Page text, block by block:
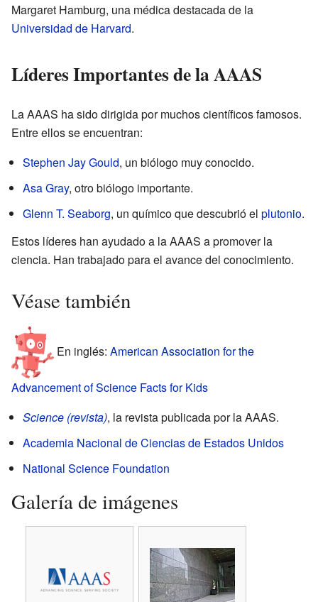
Margaret Hamburg, una médica destacada de la
Universidad de Harvard.
Líderes Importantes de la AAAS
La AAAS ha sido dirigida por muchos científicos famosos.
Entre ellos se encuentran:
Stephen Jay Gould, un biólogo muy conocido.
Asa Gray, otro biólogo importante.
Glenn T. Seaborg, un químico que descubrió el plutonio.
Estos líderes han ayudado a la AAAS a promover la
ciencia. Han trabajado para el avance del conocimiento.
Véase también
En inglés: American Association for the
Advancement of Science Facts for Kids
Science (revista), la revista publicada por la AAAS.
Academia Nacional de Ciencias de Estados Unidos
National Science Foundation
Galería de imágenes